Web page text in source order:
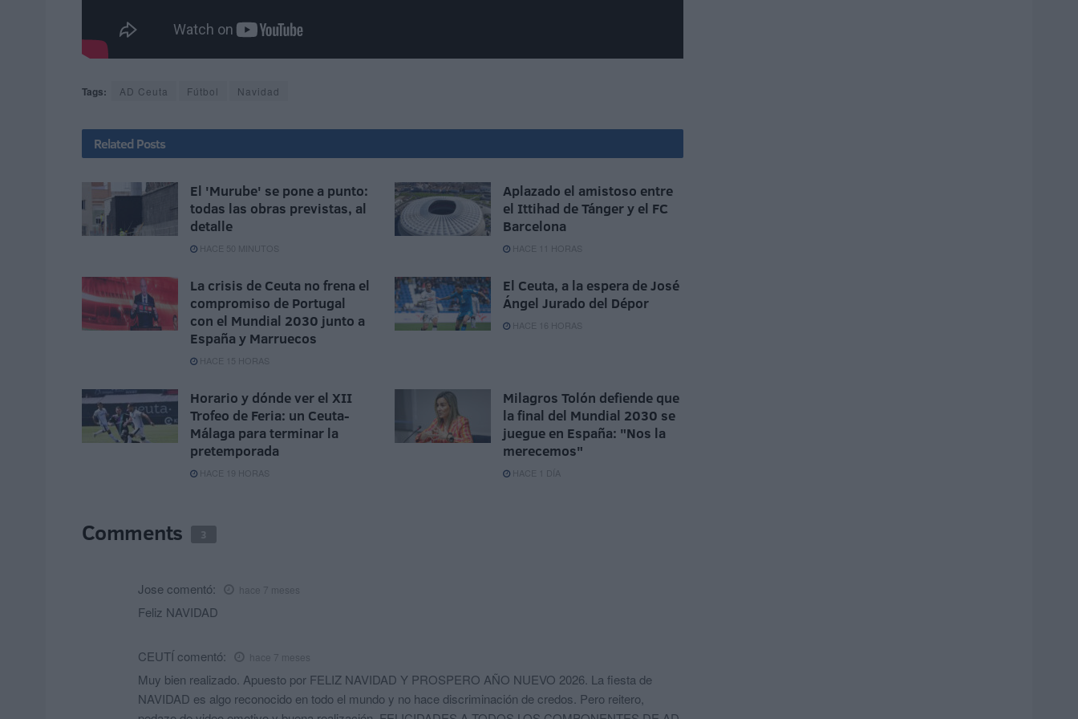
Tags: AD Ceuta Fútbol Navidad
Related Posts
El 'Murube' se pone a punto:
todas las obras previstas, al
detalle
HACE 50 MINUTOS
Aplazado el amistoso entre
el Ittihad de Tánger y el FC
Barcelona
HACE 11 HORAS
La crisis de Ceuta no frena el
compromiso de Portugal
con el Mundial 2030 junto a
España y Marruecos
HACE 15 HORAS
El Ceuta, a la espera de José
Ángel Jurado del Dépor
HACE 16 HORAS
Horario y dónde ver el XII
Trofeo de Feria: un Ceuta-
Málaga para terminar la
pretemporada
HACE 19 HORAS
Milagros Tolón defiende que
la final del Mundial 2030 se
juegue en España: "Nos la
merecemos"
HACE 1 DÍA
Comments 3
Jose comentó: hace 7 meses
Feliz NAVIDAD
CEUTÍ comentó: hace 7 meses
Muy bien realizado. Apuesto por FELIZ NAVIDAD Y PROSPERO AÑO NUEVO 2026. La fiesta de
NAVIDAD es algo reconocido en todo el mundo y no hace discriminación de credos. Pero reitero,